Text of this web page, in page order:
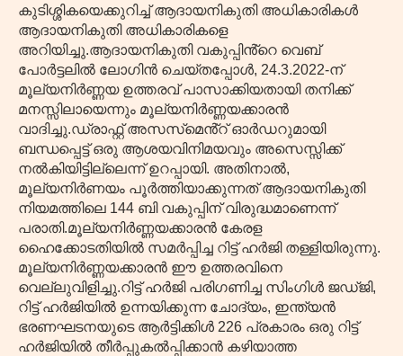
കുടിശ്ശികയെക്കുറിച്ച് ആദായനികുതി അധികാരികൾ
ആദായനികുതി അധികാരികളെ
അറിയിച്ചു.ആദായനികുതി വകുപ്പിൻ്റെ വെബ്
പോർട്ടലിൽ ലോഗിൻ ചെയ്‌തപ്പോൾ, 24.3.2022-ന്
മൂല്യനിർണ്ണയ ഉത്തരവ് പാസാക്കിയതായി തനിക്ക്
മനസ്സിലായെന്നും മൂല്യനിർണ്ണയക്കാരൻ
വാദിച്ചു.ഡ്രാഫ്റ്റ് അസസ്‌മെൻ്റ് ഓർഡറുമായി
ബന്ധപ്പെട്ട് ഒരു ആശയവിനിമയവും അസെസ്സിക്ക്
നൽകിയിട്ടില്ലെന്ന് ഉറപ്പായി. അതിനാൽ,
മൂല്യനിർണയം പൂർത്തിയാക്കുന്നത് ആദായനികുതി
നിയമത്തിലെ 144 ബി വകുപ്പിന് വിരുദ്ധമാണെന്ന്
പരാതി.മൂല്യനിർണ്ണയക്കാരൻ കേരള
ഹൈക്കോടതിയിൽ സമർപ്പിച്ച റിട്ട് ഹർജി തള്ളിയിരുന്നു.
മൂല്യനിർണ്ണയക്കാരൻ ഈ ഉത്തരവിനെ
വെല്ലുവിളിച്ചു.റിട്ട് ഹർജി പരിഗണിച്ച സിംഗിൾ ജഡ്ജി,
റിട്ട് ഹർജിയിൽ ഉന്നയിക്കുന്ന ചോദ്യം, ഇന്ത്യൻ
ഭരണഘടനയുടെ ആർട്ടിക്കിൾ 226 പ്രകാരം ഒരു റിട്ട്
ഹർജിയിൽ തീർപ്പുകൽപ്പിക്കാൻ കഴിയാത്ത